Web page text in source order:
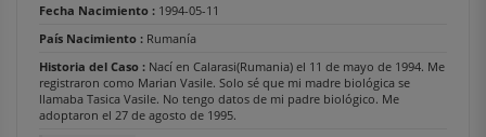
Fecha Nacimiento : 1994-05-11
País Nacimiento : Rumanía
Historia del Caso : Nací en Calarasi(Rumania) el 11 de mayo de 1994. Me
registraron como Marian Vasile. Solo sé que mi madre biológica se
llamaba Tasica Vasile. No tengo datos de mi padre biológico. Me
adoptaron el 27 de agosto de 1995.